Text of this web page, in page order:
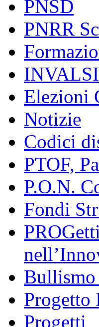
PNSD
PNRR
INVALSI
Elezioni
Notizie
Codici
PTOF,
P.O.N.
Fondi
Progetto
Progetti